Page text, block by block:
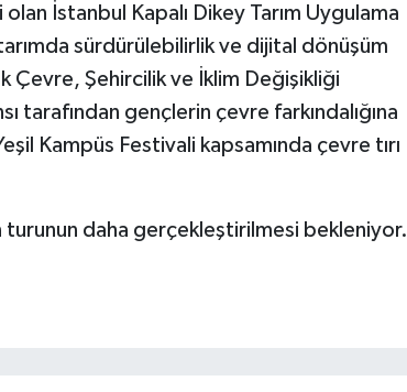
İstanbul Kapalı Dikey Tarım Uygulama
sürdürülebilirlik ve dijital dönüşüm
Çevre, Şehircilik ve İklim Değişikliği
tarafından gençlerin çevre farkındalığına
Kampüs Festivali kapsamında çevre tırı
turunun daha gerçekleştirilmesi bekleniyor.